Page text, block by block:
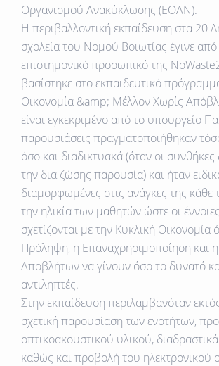
Οργανισμού Ανακύκλωσης (ΕΟΑΝ).
Η περιβαλλοντική εκπαίδευση στα 20
σχολεία του Νομού Βοιωτίας έγινε
επιστημονικό προσωπικό της
βασίστηκε στο εκπαιδευτικό πρόγραμμα
Οικονομία &amp; Μέλλον Χωρίς
είναι εγκεκριμένο από το υπουργείο
παρουσιάσεις πραγματοποιήθηκαν
όσο και διαδικτυακά (όταν οι
την δια ζώσης παρουσία) και ήταν
διαμορφωμένες στις ανάγκες της κάθε
την ηλικία των μαθητών ώστε οι
σχετίζονται με την Κυκλική Οικονομία
Πρόληψη, η Επαναχρησιμοποίηση και
Αποβλήτων να γίνουν όσο το δυνατό
αντιληπτές.
Στην εκπαίδευση περιλαμβανόταν
σχετική παρουσίαση των ενοτήτων,
οπτικοακουστικού υλικού, διαδραστικά
καθώς και προβολή του ηλεκτρονικού